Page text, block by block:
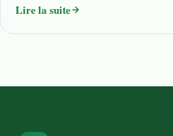
Lire la suite